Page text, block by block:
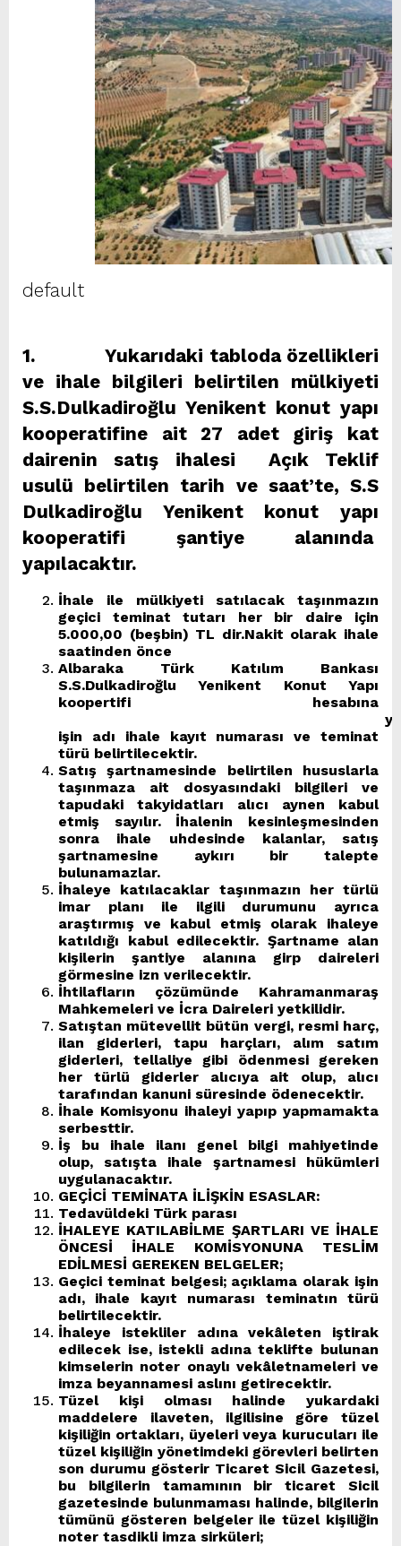
default
1. Yukarıdaki tabloda özellikleri
ve ihale bilgileri belirtilen mülkiyeti
S.S.Dulkadiroğlu Yenikent konut yapı
kooperatifine ait 27 adet giriş kat
dairenin satış ihalesi Açık Teklif
usulü belirtilen tarih ve saat’te, S.S
Dulkadiroğlu Yenikent konut yapı
kooperatifi şantiye alanında
yapılacaktır.
İhale ile mülkiyeti satılacak taşınmazın
geçici teminat tutarı her bir daire için
5.000,00 (beşbin) TL dir.Nakit olarak ihale
saatinden önce
Albaraka Türk Katılım Bankası
S.S.Dulkadiroğlu Yenikent Konut Yapı
koopertifi hesabına
işin adı ihale kayıt numarası ve teminat
türü belirtilecektir.
Satış şartnamesinde belirtilen hususlarla
taşınmaza ait dosyasındaki bilgileri ve
tapudaki takyidatları alıcı aynen kabul
etmiş sayılır. İhalenin kesinleşmesinden
sonra ihale uhdesinde kalanlar, satış
şartnamesine aykırı bir talepte
bulunamazlar.
İhaleye katılacaklar taşınmazın her türlü
imar planı ile ilgili durumunu ayrıca
araştırmış ve kabul etmiş olarak ihaleye
katıldığı kabul edilecektir. Şartname alan
kişilerin şantiye alanına girp daireleri
görmesine izn verilecektir.
İhtilafların çözümünde Kahramanmaraş
Mahkemeleri ve İcra Daireleri yetkilidir.
Satıştan mütevellit bütün vergi, resmi harç,
ilan giderleri, tapu harçları, alım satım
giderleri, tellaliye gibi ödenmesi gereken
her türlü giderler alıcıya ait olup, alıcı
tarafından kanuni süresinde ödenecektir.
İhale Komisyonu ihaleyi yapıp yapmamakta
serbesttir.
İş bu ihale ilanı genel bilgi mahiyetinde
olup, satışta ihale şartnamesi hükümleri
uygulanacaktır.
GEÇİCİ TEMİNATA İLİŞKİN ESASLAR:
Tedavüldeki Türk parası
İHALEYE KATILABİLME ŞARTLARI VE İHALE
ÖNCESİ İHALE KOMİSYONUNA TESLİM
EDİLMESİ GEREKEN BELGELER;
Geçici teminat belgesi; açıklama olarak işin
adı, ihale kayıt numarası teminatın türü
belirtilecektir.
İhaleye istekliler adına vekâleten iştirak
edilecek ise, istekli adına teklifte bulunan
kimselerin noter onaylı vekâletnameleri ve
imza beyannamesi aslını getirecektir.
Tüzel kişi olması halinde yukardaki
maddelere ilaveten, ilgilisine göre tüzel
kişiliğin ortakları, üyeleri veya kurucuları ile
tüzel kişiliğin yönetimdeki görevleri belirten
son durumu gösterir Ticaret Sicil Gazetesi,
bu bilgilerin tamamının bir ticaret Sicil
gazetesinde bulunmaması halinde, bilgilerin
tümünü gösteren belgeler ile tüzel kişiliğin
noter tasdikli imza sirküleri;